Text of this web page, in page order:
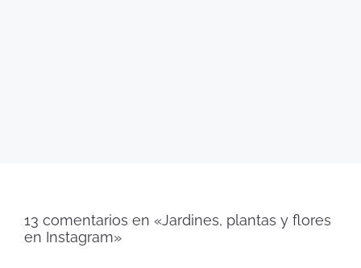
13 comentarios en «Jardines, plantas y flores
en Instagram»